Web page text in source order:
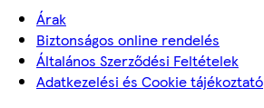
Árak
Biztonságos online rendelés
Általános Szerződési Feltételek
Adatkezelési és Cookie tájékoztató